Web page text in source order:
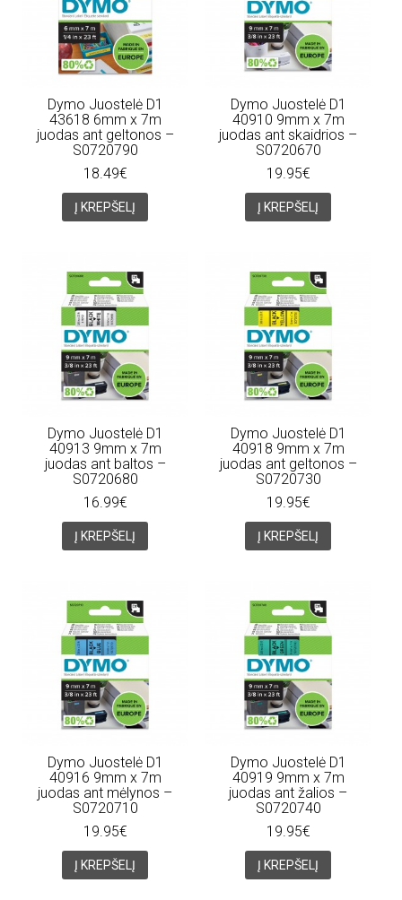
Dymo Juostelė D1
43618 6mm x 7m
juodas ant geltonos –
S0720790
18.49€
Į KREPŠELĮ
Dymo Juostelė D1
40910 9mm x 7m
juodas ant skaidrios –
S0720670
19.95€
Į KREPŠELĮ
Dymo Juostelė D1
40913 9mm x 7m
juodas ant baltos –
S0720680
16.99€
Į KREPŠELĮ
Dymo Juostelė D1
40918 9mm x 7m
juodas ant geltonos –
S0720730
19.95€
Į KREPŠELĮ
Dymo Juostelė D1
40916 9mm x 7m
juodas ant mėlynos –
S0720710
19.95€
Į KREPŠELĮ
Dymo Juostelė D1
40919 9mm x 7m
juodas ant žalios –
S0720740
19.95€
Į KREPŠELĮ